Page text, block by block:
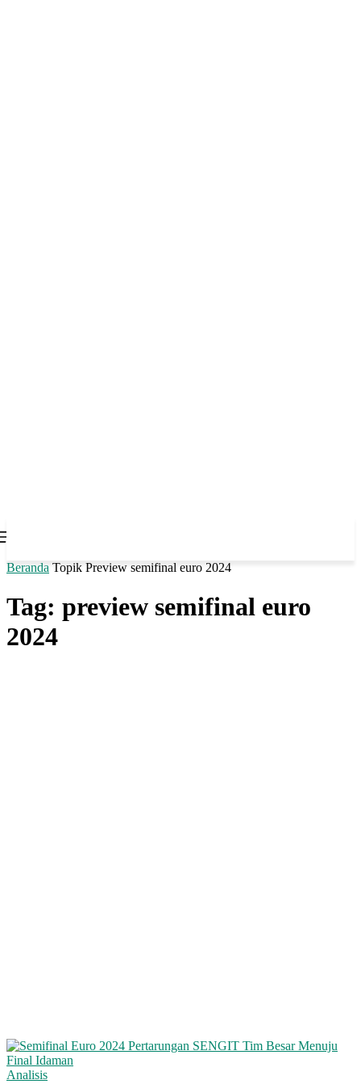
Beranda Topik Preview semifinal euro 2024
Tag: preview semifinal euro
2024
Analisis